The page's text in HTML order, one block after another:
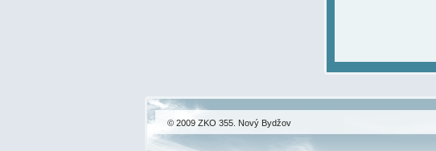
© 2009 ZKO 355. Nový Bydžov